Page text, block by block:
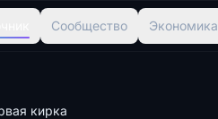
Сообщество Экономика
кирка